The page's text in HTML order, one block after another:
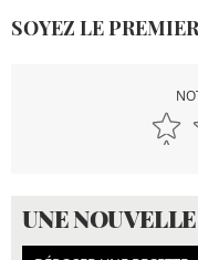
SOYEZ LE
UNE